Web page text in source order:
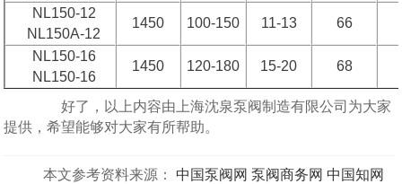
NL150-12
NL150A-12
1450 100-150 11-13 66
NL150-16
NL150-16
1450 120-180 15-20 68
好了，以上内容由上海沈泉泵阀制造有限公司为大家
提供，希望能够对大家有所帮助。
本文参考资料来源： 中国泵阀网 泵阀商务网 中国知网